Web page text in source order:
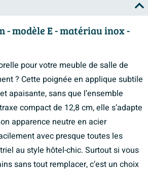
- modèle E - matériau inox -
pour votre meuble de salle de
? Cette poignée en applique subtile
apaisante, sans que l’ensemble
compact de 12,8 cm, elle s’adapte
apparence neutre en acier
avec presque toutes les
au style hôtel-chic. Surtout si vous
sans tout remplacer, c’est un choix